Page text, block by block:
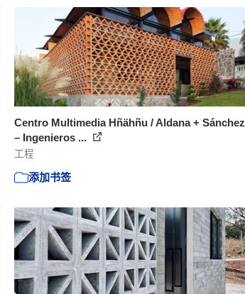
Centro Multimedia Hñähñu / Aldana + Sánchez
– Ingenieros ...
工程
添加书签